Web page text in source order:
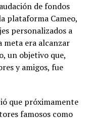
de fondos
plataforma Cameo,
personalizados a
meta era alcanzar
un objetivo que,
y amigos, fue
que próximamente
famosos como